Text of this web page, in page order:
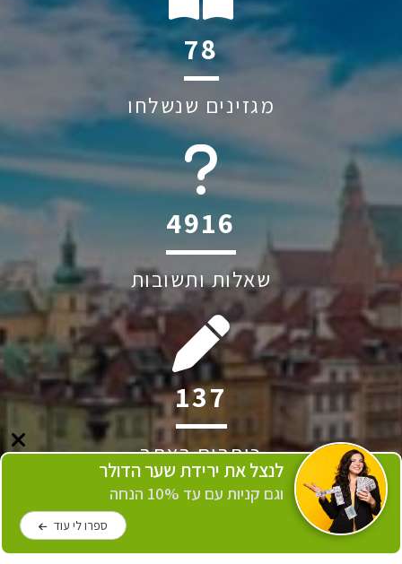
139
מגזינים שנשלחו
6045
שאלות ותשובות
243
כותבים באתר
לנצל את ירידת שער הדולר
וגם קניות עם עד 10% הנחה
ספרו לי עוד